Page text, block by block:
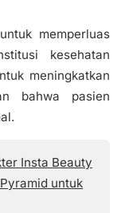
memperluas
kesehatan
meningkatkan
bahwa pasien
Insta Beauty
untuk